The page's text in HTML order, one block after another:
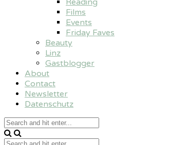
Reading
Films
Events
Friday Faves
Beauty
Linz
Gastblogger
About
Contact
Newsletter
Datenschutz